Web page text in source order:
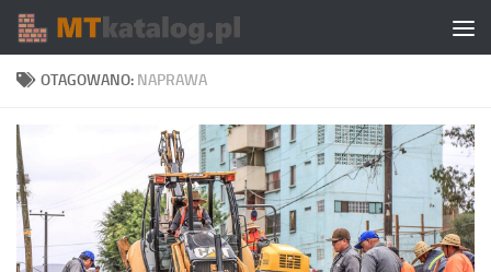
Skip to content
OTAGOWANO: NAPRAWA